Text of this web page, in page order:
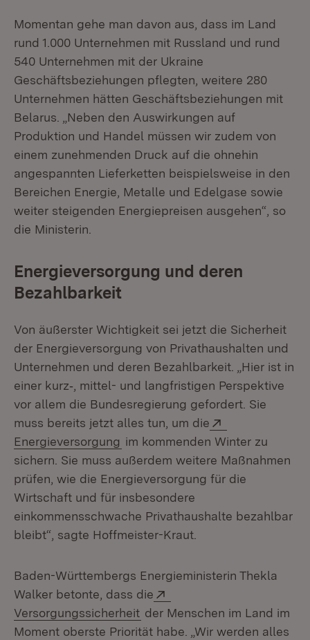
Momentan gehe man davon aus, dass im Land
rund 1.000 Unternehmen mit Russland und rund
540 Unternehmen mit der Ukraine
Geschäftsbeziehungen pflegten, weitere 280
Unternehmen hätten Geschäftsbeziehungen mit
Belarus. „Neben den Auswirkungen auf
Produktion und Handel müssen wir zudem von
einem zunehmenden Druck auf die ohnehin
angespannten Lieferketten beispielsweise in den
Bereichen Energie, Metalle und Edelgase sowie
weiter steigenden Energiepreisen ausgehen“, so
die Ministerin.
Energieversorgung und deren
Bezahlbarkeit
Von äußerster Wichtigkeit sei jetzt die Sicherheit
der Energieversorgung von Privathaushalten und
Unternehmen und deren Bezahlbarkeit. „Hier ist in
einer kurz‑, mittel- und langfristigen Perspektive
vor allem die Bundesregierung gefordert. Sie
muss bereits jetzt alles tun, um die
Energieversorgung (Öffnet in neuem Fenster)
im kommenden Winter zu
sichern. Sie muss außerdem weitere Maßnahmen
prüfen, wie die Energieversorgung für die
Wirtschaft und für insbesondere
einkommensschwache Privathaushalte bezahlbar
bleibt“, sagte Hoffmeister-Kraut.
Baden-Württembergs Energieministerin Thekla
Walker betonte, dass die
Versorgungssicherheit (Öffnet in neuem Fenster)
der Menschen im Land im
Moment oberste Priorität habe. „Wir werden alles